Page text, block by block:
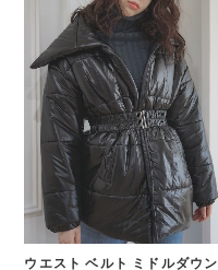
ウエスト ベルト ミドルダウン